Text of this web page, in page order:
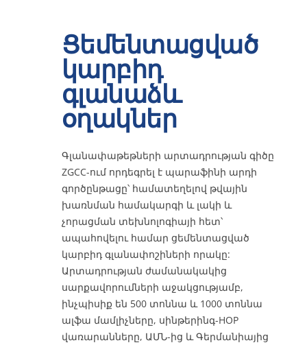
ՌեսուրսներՑեմենտացված
կարբիդ
գլանաձև
օղակներ
Գլանափաթեթների արտադրության գիծը
ZGCC-ում որդեգրել է պարաֆինի արդի
գործընթացը՝ համատեղելով թվային
խառնման համակարգի և լակի և
չորացման տեխնոլոգիայի հետ՝
ապահովելու համար ցեմենտացված
կարբիդ գլանափոշիների որակը:
Արտադրության ժամանակակից
սարքավորումների աջակցությամբ,
ինչպիսիք են 500 տոննա և 1000 տոննա
ալֆա մամլիչները, սինթերինգ-HOP
վառարանները, ԱՄՆ-ից և Գերմանիայից